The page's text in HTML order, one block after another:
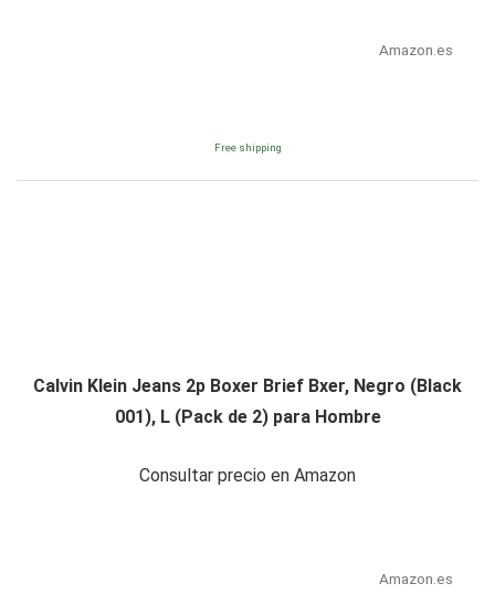
Amazon.es
Free shipping
Calvin Klein Jeans 2p Boxer Brief Bxer, Negro (Black
001), L (Pack de 2) para Hombre
Consultar precio en Amazon
Amazon.es